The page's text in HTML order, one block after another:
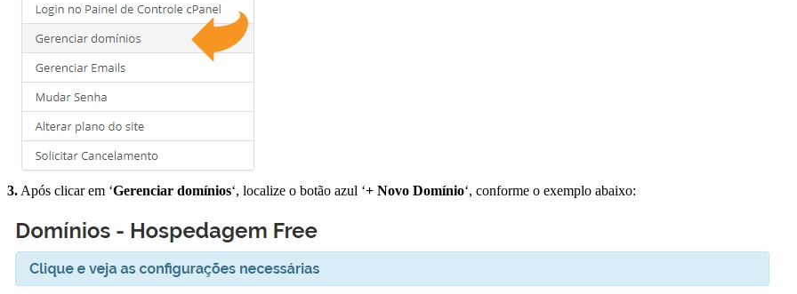
3.Após clicar em ‘Gerenciar domínios‘, localize o botão azul ‘+ Novo Domínio‘, conforme o exemplo abaixo: